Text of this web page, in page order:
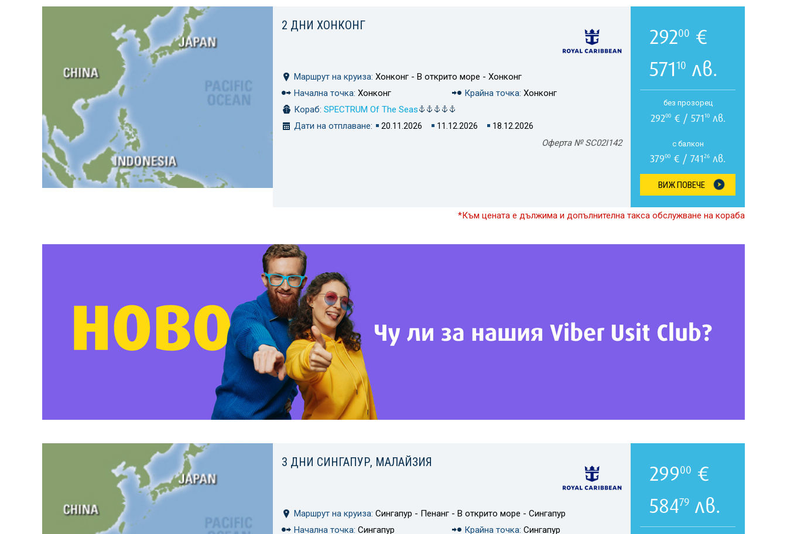
2 ДНИ ХОНКОНГ
Маршрут на круиза: Хонконг - В открито море - Хонконг
Начална точка: Хонконг Крайна точка: Хонконг
Кораб: SPECTRUM Of The Seas
Дати на отплаване:
20.11.2026 11.12.2026 18.12.2026
Оферта № SC02I142
29200 €
57110 лв.
без прозорец
29200€ / 57110лв.
с балкон
37900 € / 74126 лв.
ВИЖ ПОВЕЧЕ
*Към цената е дължима и допълнителна такса обслужване на кораба
3 ДНИ СИНГАПУР, МАЛАЙЗИЯ
Маршрут на круиза: Сингапур - Пенанг - В открито море - Сингапур
Начална точка: Сингапур Крайна точка: Сингапур
29900 €
58479 лв.